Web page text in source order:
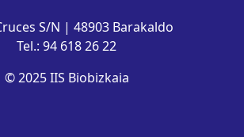
S/N | 48903 Barakaldo
Tel.: 94 618 26 22
© 2025 IIS Biobizkaia